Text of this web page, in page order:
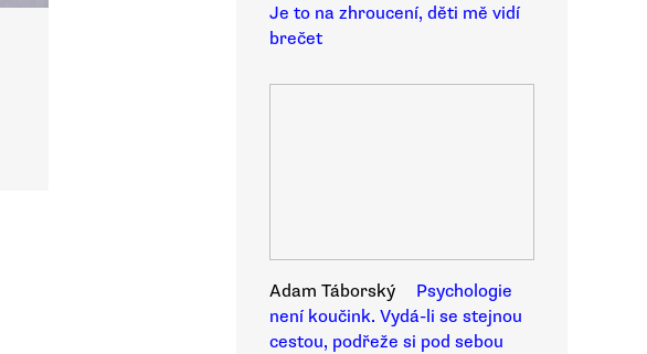
Je to na zhroucení, děti mě vidí
brečet
Adam Táborský
Psychologie
není koučink. Vydá-li se stejnou
cestou, podřeže si pod sebou